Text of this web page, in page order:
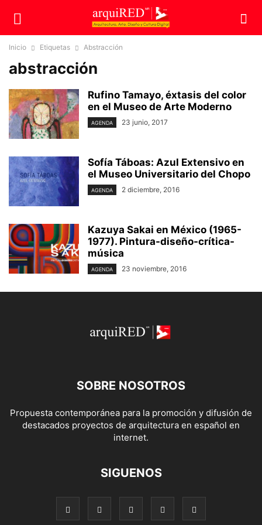
Inicio Etiquetas Abstracción
abstracción
Rufino Tamayo, éxtasis del color
en el Museo de Arte Moderno
AGENDA 23 junio, 2017
Sofía Táboas: Azul Extensivo en
el Museo Universitario del Chopo
AGENDA 2 diciembre, 2016
Kazuya Sakai en México (1965-
1977). Pintura-diseño-crítica-
música
AGENDA 23 noviembre, 2016
SOBRE NOSOTROS
Propuesta contemporánea para la promoción y difusión de
destacados proyectos de arquitectura en español en
internet.
SIGUENOS